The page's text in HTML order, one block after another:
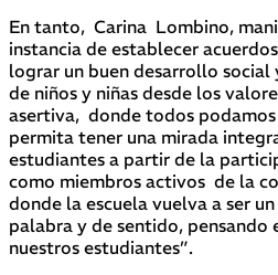
En tanto, Carina Lombino,
instancia de establecer
lograr un buen desarrollo
de niños y niñas desde los
asertiva, donde todos
permita tener una mirada
estudiantes a partir de la
como miembros activos de la
donde la escuela vuelva a ser
palabra y de sentido, pensando
nuestros estudiantes”.